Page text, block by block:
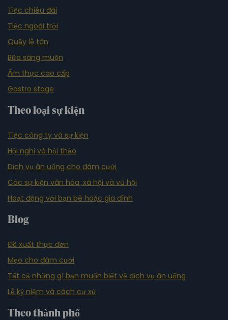
Tiệc chiêu đãi
Tiệc ngoài trời
Quầy lễ tân
Bữa sáng muộn
Ẩm thực cao cấp
Gastro stage
Theo loại sự kiện
Tiệc công ty và sự kiện
Hội nghị và hội thảo
Dịch vụ ăn uống cho đám cưới
Các sự kiện văn hóa, xã hội và vũ hội
Hoạt động với bạn bè hoặc gia đình
Blog
Đề xuất thực đơn
Mẹo cho đám cưới
Tất cả những gì bạn muốn biết về dịch vụ ăn uống
Lễ kỷ niệm và cách cư xử
Theo thành phố